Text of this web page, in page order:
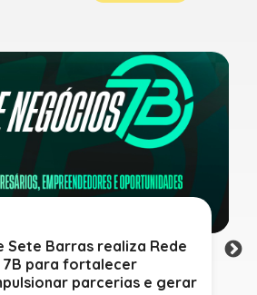
Sete Barras realiza Rede
7B para fortalecer
parcerias e gerar